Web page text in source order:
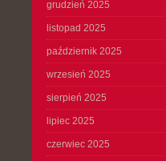
grudzień 2025
listopad 2025
październik 2025
wrzesień 2025
sierpień 2025
lipiec 2025
czerwiec 2025